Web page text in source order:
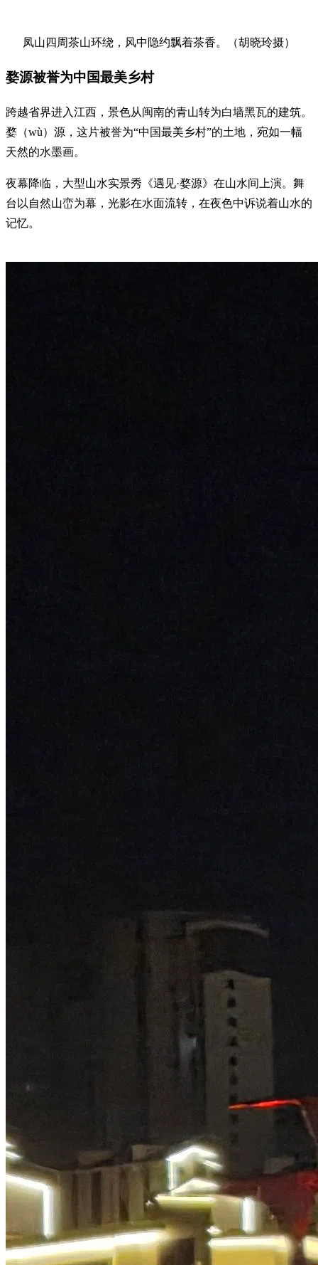
凤山四周茶山环绕，风中隐约飘着茶香。（胡晓玲摄）
婺源被誉为中国最美乡村
跨越省界进入江西，景色从闽南的青山转为白墙黑瓦的建筑。
婺（wù）源，这片被誉为“中国最美乡村”的土地，宛如一幅
天然的水墨画。
夜幕降临，大型山水实景秀《遇见·婺源》在山水间上演。舞
台以自然山峦为幕，光影在水面流转，在夜色中诉说着山水的
记忆。